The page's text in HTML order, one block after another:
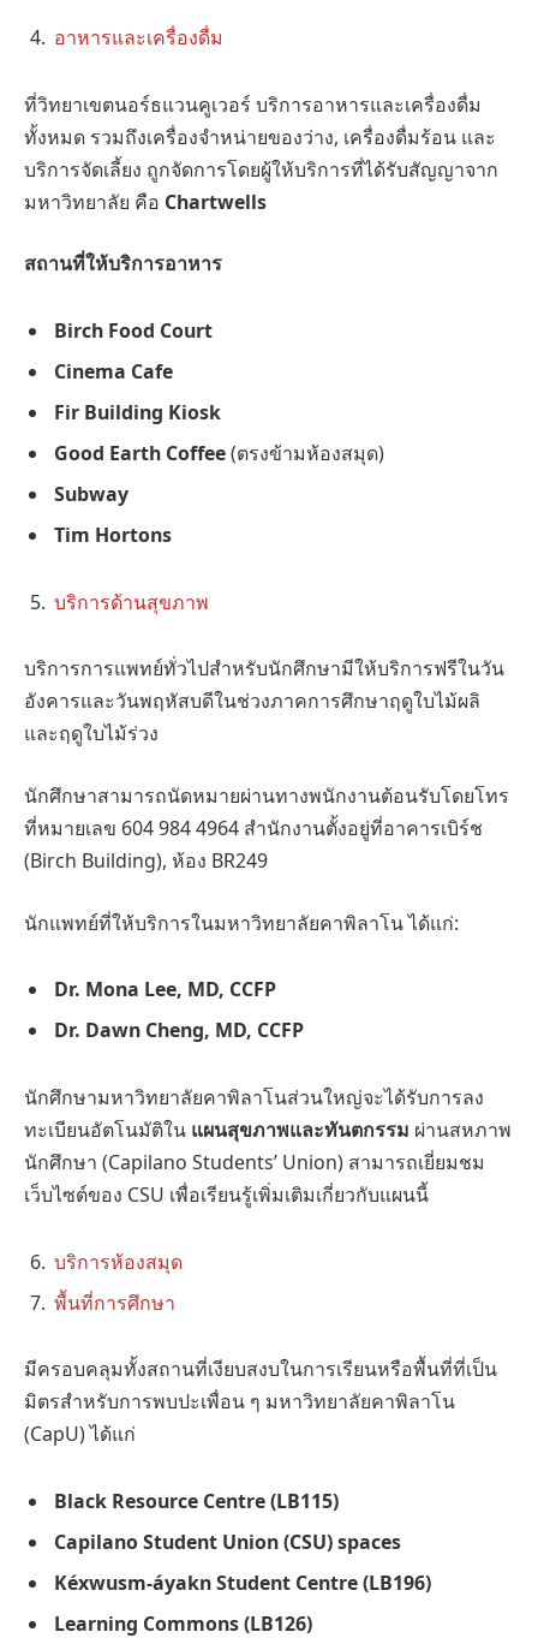
อาหารและเครื่องดื่ม
ที่วิทยาเขตนอร์ธแวนคูเวอร์ บริการอาหารและเครื่องดื่ม
ทั้งหมด รวมถึงเครื่องจำหน่ายของว่าง, เครื่องดื่มร้อน และ
บริการจัดเลี้ยง ถูกจัดการโดยผู้ให้บริการที่ได้รับสัญญาจาก
มหาวิทยาลัย คือ Chartwells
สถานที่ให้บริการอาหาร
Birch Food Court
Cinema Cafe
Fir Building Kiosk
Good Earth Coffee(ตรงข้ามห้องสมุด)
Subway
Tim Hortons
บริการด้านสุขภาพ
บริการการแพทย์ทั่วไปสำหรับนักศึกษามีให้บริการฟรีในวัน
อังคารและวันพฤหัสบดีในช่วงภาคการศึกษาฤดูใบไม้ผลิ
และฤดูใบไม้ร่วง
นักศึกษาสามารถนัดหมายผ่านทางพนักงานต้อนรับโดยโทร
ที่หมายเลข 604 984 4964 สำนักงานตั้งอยู่ที่อาคารเบิร์ช
(Birch Building), ห้อง BR249
นักแพทย์ที่ให้บริการในมหาวิทยาลัยคาพิลาโน ได้แก่:
Dr. Mona Lee, MD, CCFP
Dr. Dawn Cheng, MD, CCFP
นักศึกษามหาวิทยาลัยคาพิลาโนส่วนใหญ่จะได้รับการลง
ทะเบียนอัตโนมัติใน แผนสุขภาพและทันตกรรม ผ่านสหภาพ
นักศึกษา (Capilano Students’ Union) สามารถเยี่ยมชม
เว็บไซต์ของ CSU เพื่อเรียนรู้เพิ่มเติมเกี่ยวกับแผนนี้
บริการห้องสมุด
พื้นที่การศึกษา
มีครอบคลุมทั้งสถานที่เงียบสงบในการเรียนหรือพื้นที่ที่เป็น
มิตรสำหรับการพบปะเพื่อน ๆ มหาวิทยาลัยคาพิลาโน
(CapU) ได้แก่
Black Resource Centre (LB115)
Capilano Student Union (CSU) spaces
Kéxwusm-áyakn Student Centre (LB196)
Learning Commons (LB126)